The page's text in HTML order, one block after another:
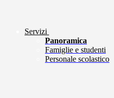
Servizi
Panoramica
Famiglie e studenti
Personale scolastico